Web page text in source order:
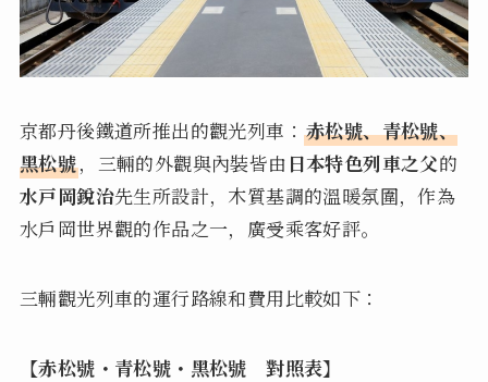
京都丹後鐵道所推出的觀光列車： 赤松號、青松號、
黑松號，三輛的外觀與內裝皆由 日本特色列車之父的
水戸岡銳治先生所設計，木質基調的溫暖氛圍，作為
水戶岡世界觀的作品之一，廣受乘客好評。
三輛觀光列車的運行路線和費用比較如下：
【赤松號・青松號・黑松號 對照表】